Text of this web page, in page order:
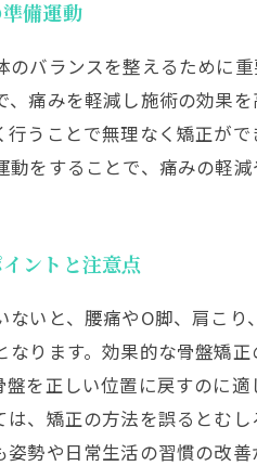
備運動
のバランスを整えるために
、痛みを軽減し施術の効果
行うことで無理なく矯正が
動をすることで、痛みの軽
ントと注意点
ないと、腰痛やO脚、肩こ
なります。効果的な骨盤矯
盤を正しい位置に戻すのに
は、矯正の方法を誤るとむ
姿勢や日常生活の習慣の改